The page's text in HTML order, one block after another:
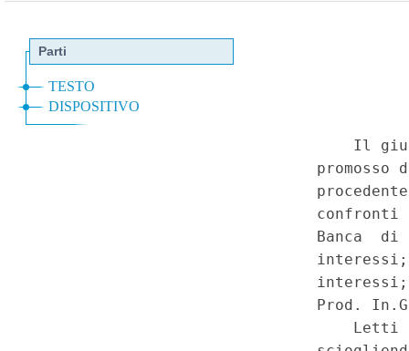
rispettivamente sostitutivi
codice di procedura civile,
successiva alle
549 cod. proc. civ.] dall'art.
n. 1), e] m-ter), del decreto-
(Misure urgenti in materia
processuale civile e di
dell'amministrazione
modificazioni, nella legge 6
Serie